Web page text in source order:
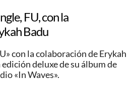
FU, con la
Badu
con la colaboración de Erykah
deluxe de su álbum de
«In Waves».